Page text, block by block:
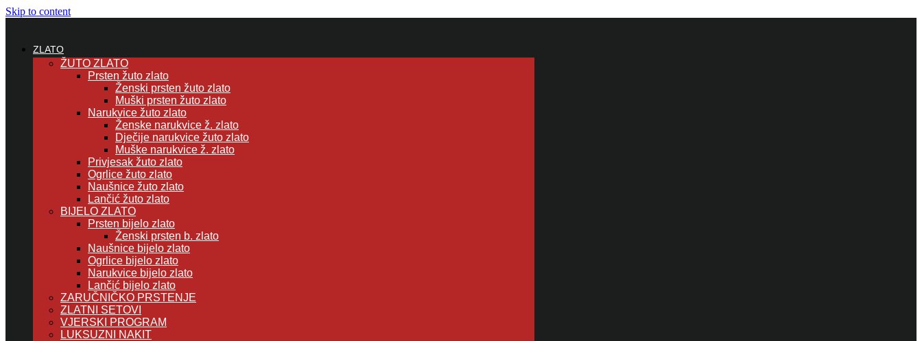
Skip to content
ZLATO
ŽUTO ZLATO
Prsten žuto zlato
Ženski prsten žuto zlato
Muški prsten žuto zlato
Narukvice žuto zlato
Ženske narukvice ž. zlato
Dječije narukvice žuto zlato
Muške narukvice ž. zlato
Privjesak žuto zlato
Ogrlice žuto zlato
Naušnice žuto zlato
Lančić žuto zlato
BIJELO ZLATO
Prsten bijelo zlato
Ženski prsten b. zlato
Naušnice bijelo zlato
Ogrlice bijelo zlato
Narukvice bijelo zlato
Lančić bijelo zlato
ZARUČNIČKO PRSTENJE
ZLATNI SETOVI
VJERSKI PROGRAM
LUKSUZNI NAKIT